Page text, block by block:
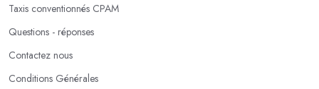
Taxis conventionnés CPAM
Questions - réponses
Contactez nous
Conditions Générales